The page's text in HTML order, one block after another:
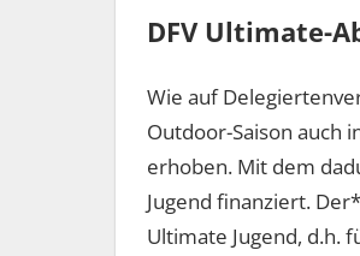
DFV Ultimate-
Wie auf
Outdoor-Saison auch
erhoben. Mit dem
Jugend finanziert.
Ultimate Jugend, d.h.